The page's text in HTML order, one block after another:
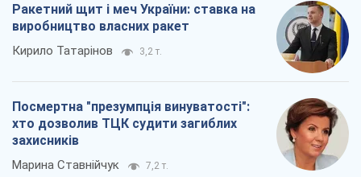
Ракетний щит і меч України: ставка на
виробництво власних ракет
Кирило Татарінов 3,2 т.
Посмертна "презумпція винуватості":
хто дозволив ТЦК судити загиблих
захисників
Марина Ставнійчук 7,2 т.